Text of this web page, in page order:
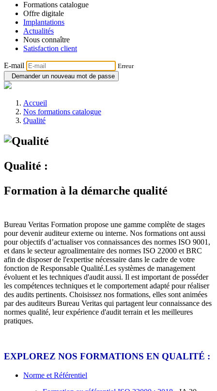
Formations catalogue
Offre digitale
Implantations
Actualités
Nous connaître
Satisfaction client
E-mail
Erreur
Demander un nouveau mot de passe
Accueil
Nos formations catalogue
Qualité
Qualité :
Formation à la démarche qualité
Bureau Veritas Formation propose une gamme complète de stages
pour devenir auditeur externe ou interne. Nos formations ont aussi
pour objectifs d’actualiser vos connaissances des normes ISO 9001,
et dans le secteur agroalimentaire des normes ISO 22000 et BRC
afin de disposer de l'expertise nécessaire dans le cadre de votre
fonction de Responsable Qualité.Les systèmes de management
évoluent et les techniques d'audit aussi. Il est important de posséder
les compétences techniques et le comportement adapté pour réaliser
des audits pertinents. Choisissez nos formations, elles sont animées
par des auditeurs Bureau Veritas qui partagent leur connaissance des
normes qualité, leur expérience d'audit terrain et les meilleures
pratiques.
EXPLOREZ NOS FORMATIONS EN QUALITÉ :
Norme et Référentiel